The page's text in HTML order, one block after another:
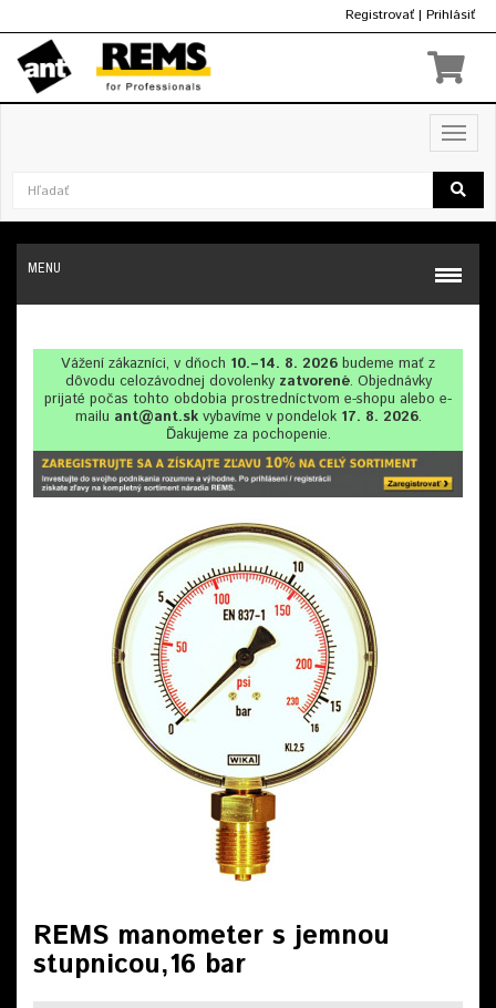
Registrovať | Prihlásiť
MENU
Vážení zákazníci, v dňoch 10.–14. 8. 2026 budeme mať z
dôvodu celozávodnej dovolenkyzatvorené. Objednávky
prijaté počas tohto obdobia prostredníctvom e-shopu alebo e-
mailu ant@ant.skvybavíme v pondelok 17. 8. 2026.
Ďakujeme za pochopenie.
REMS manometer s jemnou
stupnicou,16 bar